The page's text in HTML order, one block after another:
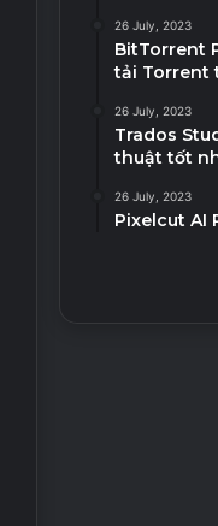
26 July, 2023
BitTorrent
tải Torrent
26 July, 2023
Trados
thuật tốt
26 July, 2023
Pixelcut AI